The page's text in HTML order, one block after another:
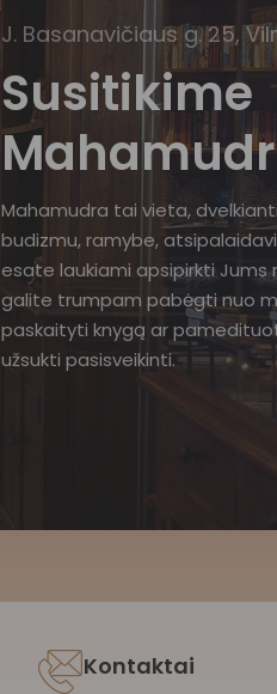
J. Basanavičiaus g. 25,
Susitikime
Mahamudra tai vieta,
budizmu, ramybe,
esate laukiami apsipirkti Jums
galite trumpam pabėgti nuo
paskaityti knygą ar
užsukti pasisveikinti.
Kontaktai